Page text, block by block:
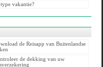
vakantie?
de Reisapp van Buitenlandse
de dekking van uw